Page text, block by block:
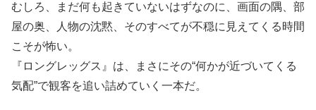
むしろ、まだ何も起きていないはずなのに、画面の隅、部
屋の奥、人物の沈黙、そのすべてが不穏に見えてくる時間
こそが怖い。
『ロングレッグス』は、まさにその“何かが近づいてくる
気配”で観客を追い詰めていく一本だ。